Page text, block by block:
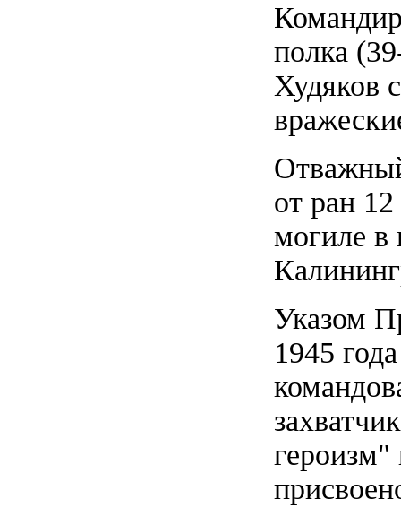
полка
Худяков
от ран
могиле в
Указом
1945
героизм"